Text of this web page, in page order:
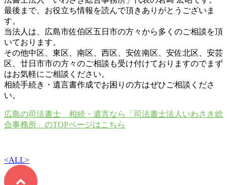
最後まで、お役立ち情報を読んで頂きありがとうございま
す。
当法人は、広島市佐伯区五日市の方々から多くのご相談を頂
いております。
その他中区、東区、南区、西区、安佐南区、安佐北区、安芸
区、廿日市市の方々のご相談も受け付けておりますのでまず
はお気軽にご相談ください。
相続手続き・遺言書作成でお困りの方はぜひご相談くださ
い。
広島の司法書士 相続・遺言なら「司法書士法人いわさき総
合事務所」のTOPページはこちら
<ALL>